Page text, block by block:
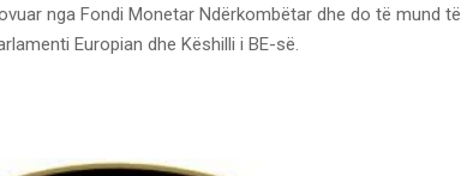
nga Fondi Monetar Ndërkombëtar dhe do të mund të
Europian dhe Këshilli i BE-së.